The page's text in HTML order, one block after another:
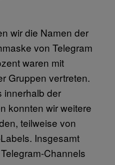
wir die Namen der
von Telegram
waren mit
Gruppen vertreten.
innerhalb der
konnten wir weitere
teilweise von
Insgesamt
Channels